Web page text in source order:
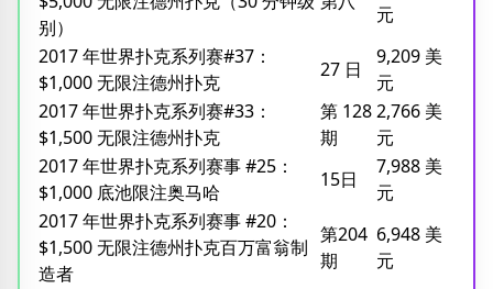
别）
元
2017 年世界扑克系列赛#37：
$1,000 无限注德州扑克
27 日
9,209 美
元
2017 年世界扑克系列赛#33：
$1,500 无限注德州扑克
第 128
期
2,766 美
元
2017 年世界扑克系列赛事 #25：
$1,000 底池限注奥马哈
15日
7,988 美
元
2017 年世界扑克系列赛事 #20：
$1,500 无限注德州扑克百万富翁制
造者
第204
期
6,948 美
元